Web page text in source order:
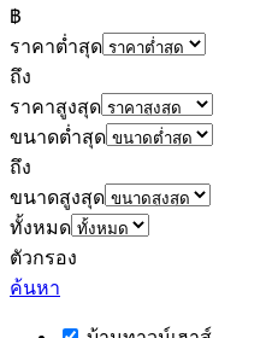
฿
ราคาต่ำสุด
ถึง
ราคาสูงสุด
ขนาดต่ำสุด
ถึง
ขนาดสูงสุด
ทั้งหมด
ตัวกรอง
ค้นหา